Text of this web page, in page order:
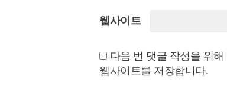
웹사이트
다음 번 댓글 작성을 위
웹사이트를 저장합니다.